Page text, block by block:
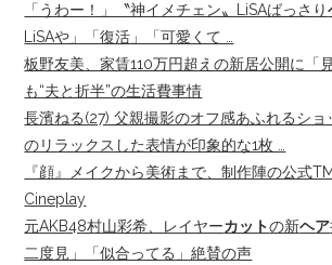
「うわー！」〝神イメチェン〟LiSAばっさり
LiSAや」「復活」「可愛くて …
板野友美、家賃110万円超えの新居公開に「
も“夫と折半”の生活費事情
長濱ねる(27) 父親撮影のオフ感あふれるシ
のリラックスした表情が印象的な1枚 …
『顔』メイクから美術まで、制作陣の公式
Cineplay
元AKB48村山彩希、レイヤーカットの新ヘア
二度見」「似合ってる」絶賛の声